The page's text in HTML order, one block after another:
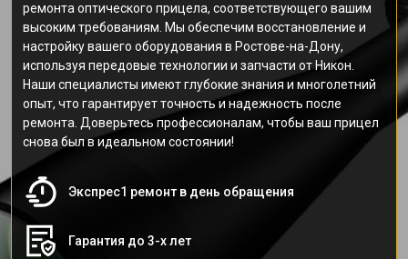
ремонта оптического прицела, соответствующего вашим
высоким требованиям. Мы обеспечим восстановление и
настройку вашего оборудования в Ростове-на-Дону,
используя передовые технологии и запчасти от Никон.
Наши специалисты имеют глубокие знания и многолетний
опыт, что гарантирует точность и надежность после
ремонта. Доверьтесь профессионалам, чтобы ваш прицел
снова был в идеальном состоянии!
Экспрес1 ремонт в день обращения
Гарантия до 3-х лет